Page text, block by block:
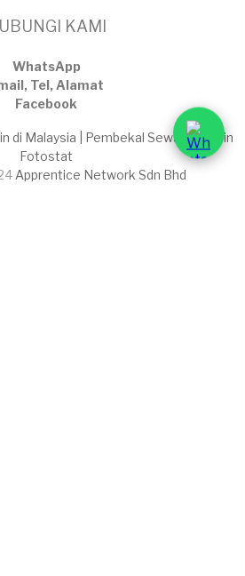
KAMI
WhatsApp
Tel, Alamat
Facebook
di Malaysia | Pembekal Sewaan Mesin
Fotostat
Apprentice Network Sdn Bhd